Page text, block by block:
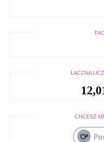
ŁĄCZNA
CHCESZ